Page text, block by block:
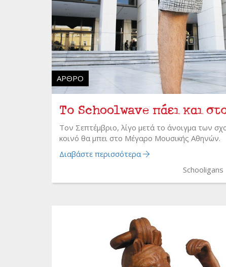
ΆΡΘΡΟ
Το Schoolwave πάει και
Τον Σεπτέμβριο, λίγο μετά το άνοιγμα των
κοινό θα μπει στο Μέγαρο Μουσικής Αθηνών.
Διαβάστε περισσότερα
Schooligans